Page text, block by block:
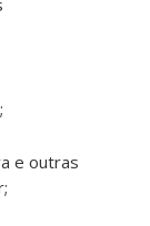
e outras